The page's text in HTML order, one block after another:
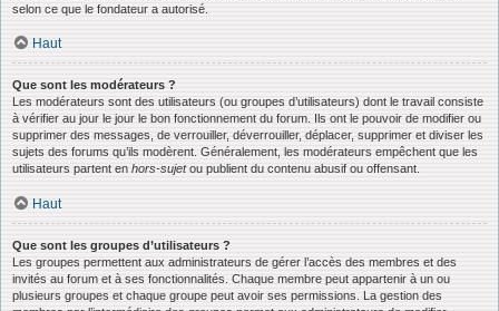
selon ce que le fondateur a autorisé.
Haut
Que sont les modérateurs ?
Les modérateurs sont des utilisateurs (ou groupes d’utilisateurs) dont le travail consiste
à vérifier au jour le jour le bon fonctionnement du forum. Ils ont le pouvoir de modifier ou
supprimer des messages, de verrouiller, déverrouiller, déplacer, supprimer et diviser les
sujets des forums qu’ils modèrent. Généralement, les modérateurs empêchent que les
utilisateurs partent en hors-sujetou publient du contenu abusif ou offensant.
Haut
Que sont les groupes d’utilisateurs ?
Les groupes permettent aux administrateurs de gérer l’accès des membres et des
invités au forum et à ses fonctionnalités. Chaque membre peut appartenir à un ou
plusieurs groupes et chaque groupe peut avoir ses permissions. La gestion des